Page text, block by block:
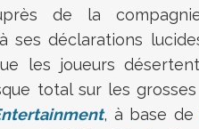
de la
ses déclarations
les joueurs
total sur les
, à base de